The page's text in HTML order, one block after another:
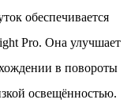
обеспечивается
Pro. Она улучшает
в повороты
освещённостью.